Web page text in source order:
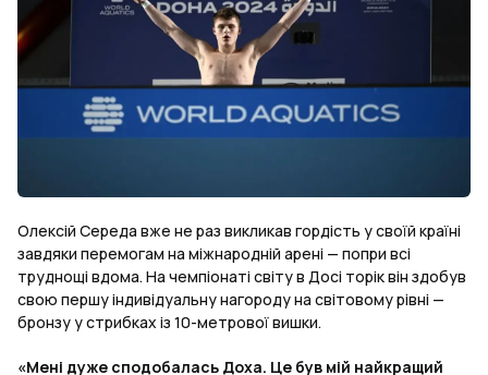
Олексій Середа вже не раз викликав гордість у своїй країні
завдяки перемогам на міжнародній арені — попри всі
труднощі вдома. На чемпіонаті світу в Досі торік він здобув
свою першу індивідуальну нагороду на світовому рівні —
бронзу у стрибках із 10-метрової вишки.
«Мені дуже сподобалась Доха. Це був мій найкращий